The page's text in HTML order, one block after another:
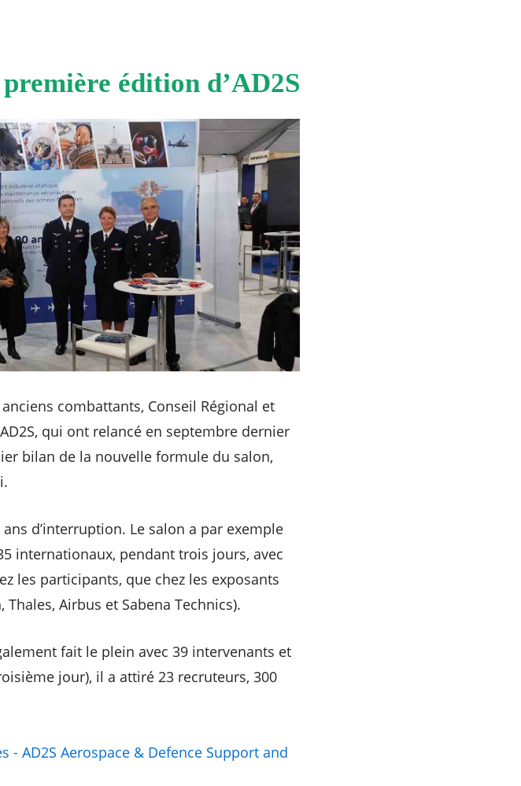
édition d’AD2S
combattants, Conseil Régional et
qui ont relancé en septembre dernier
bilan de la nouvelle formule du salon,
d’interruption. Le salon a par exemple
internationaux, pendant trois jours, avec
les participants, que chez les exposants
Airbus et Sabena Technics).
fait le plein avec 39 intervenants et
jour), il a attiré 23 recruteurs, 300
- AD2S Aerospace & Defence Support and